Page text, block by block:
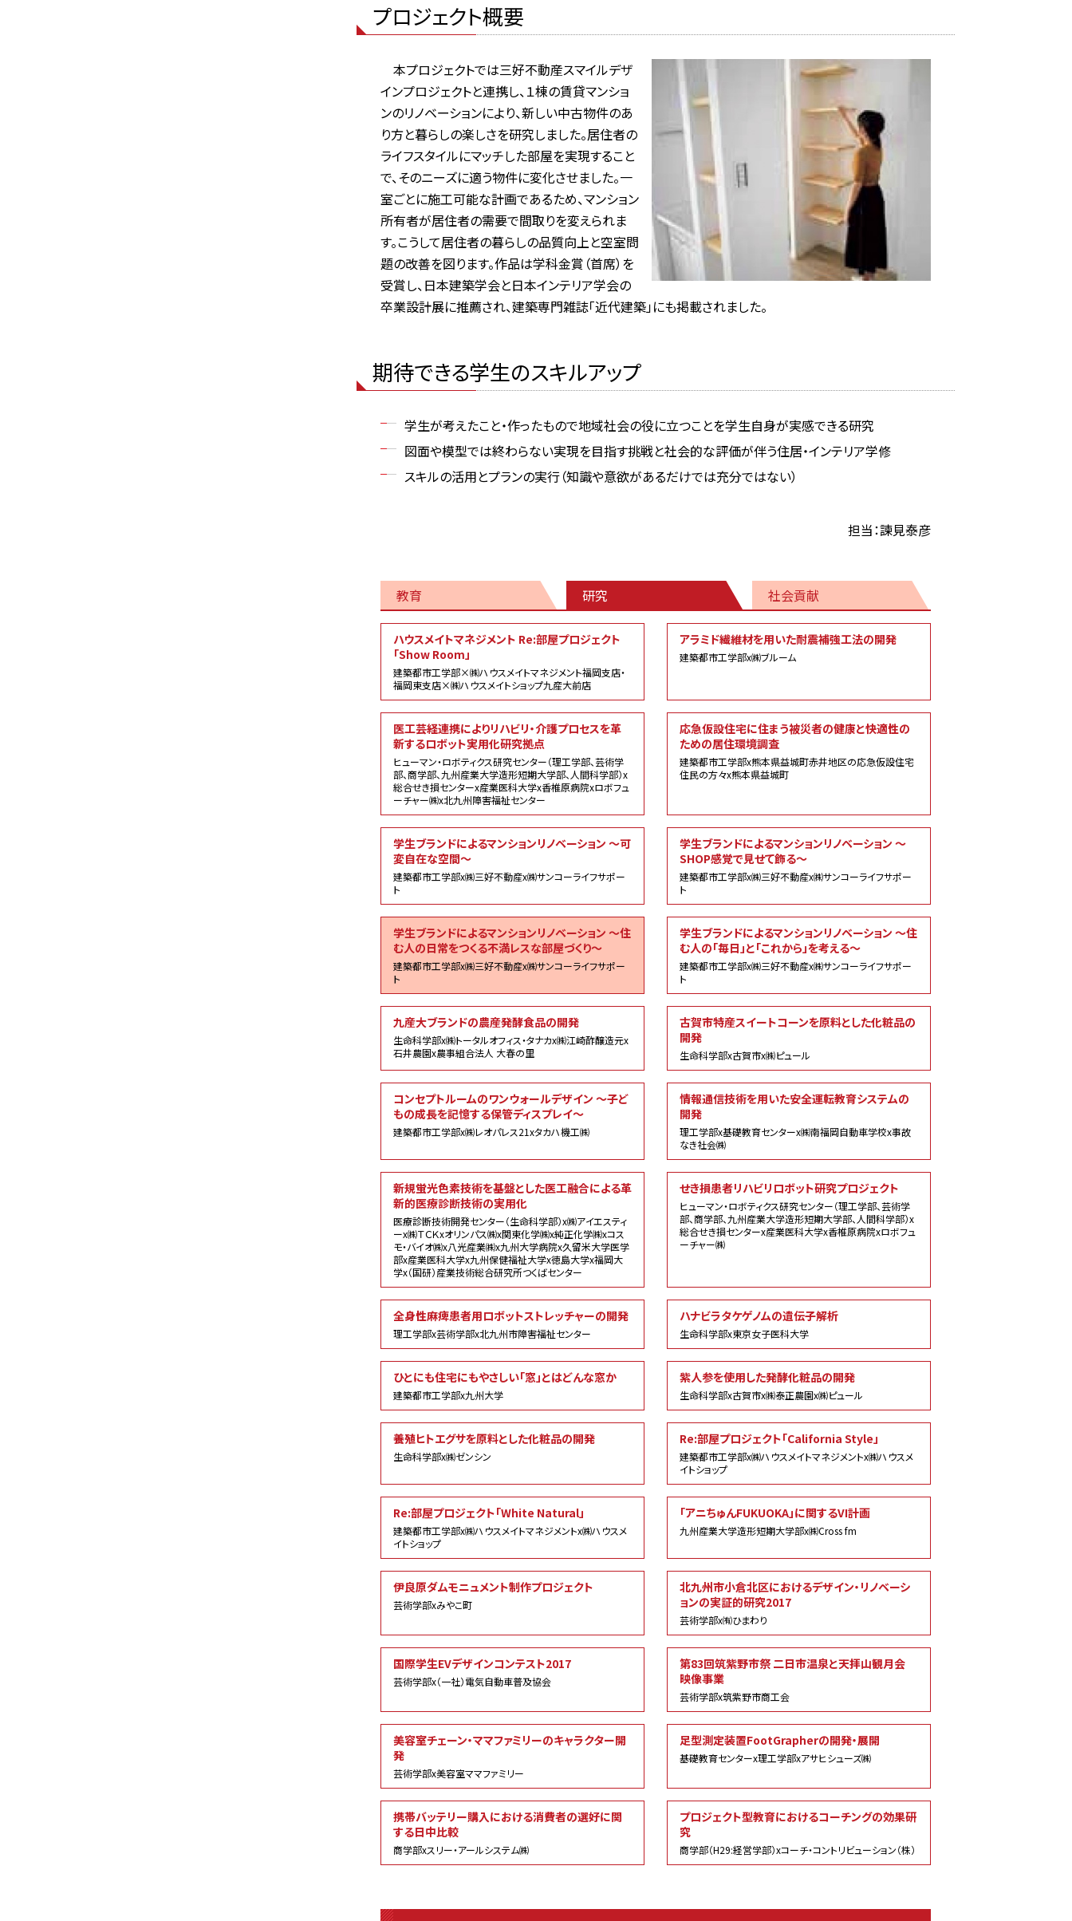
プロジェクト概要
本プロジェクトでは三好不動産スマイルデザ
インプロジェクトと連携し、１棟の賃貸マンショ
ンのリノベーションにより、新しい中古物件のあ
り方と暮らしの楽しさを研究しました。居住者の
ライフスタイルにマッチした部屋を実現すること
で、そのニーズに適う物件に変化させました。一
室ごとに施工可能な計画であるため、マンション
所有者が居住者の需要で間取りを変えられま
す。こうして居住者の暮らしの品質向上と空室問
題の改善を図ります。作品は学科金賞（首席）を
受賞し、日本建築学会と日本インテリア学会の
卒業設計展に推薦され、建築専門雑誌「近代建築」にも掲載されました。
期待できる学生のスキルアップ
学生が考えたこと・作ったもので地域社会の役に立つことを学生自身が実感できる研究
図面や模型では終わらない実現を目指す挑戦と社会的な評価が伴う住居・インテリア学修
スキルの活用とプランの実行（知識や意欲があるだけでは充分ではない）
担当：諫見泰彦
教育 研究
社会貢献
ハウスメイトマネジメント Re:部屋プロジェクト
「Show Room」
建築都市工学部×㈱ハウスメイトマネジメント福岡支店・
福岡東支店×㈱ハウスメイトショップ九産大前店
アラミド繊維材を用いた耐震補強工法の開発
建築都市工学部x㈱ブルーム
医工芸経連携によりリハビリ・介護プロセスを革
新するロボット実用化研究拠点
ヒューマン・ロボティクス研究センター（理工学部、芸術学
部、商学部、九州産業大学造形短期大学部、人間科学部）x
総合せき損センターx産業医科大学x香椎原病院xロボフュ
ーチャー㈱x北九州障害福祉センター
応急仮設住宅に住まう被災者の健康と快適性の
ための居住環境調査
建築都市工学部x熊本県益城町赤井地区の応急仮設住宅
住民の方々x熊本県益城町
学生ブランドによるマンションリノベーション ～可
変自在な空間～
建築都市工学部x㈱三好不動産x㈱サンコーライフサポー
ト
学生ブランドによるマンションリノベーション ～
SHOP感覚で見せて飾る～
建築都市工学部x㈱三好不動産x㈱サンコーライフサポー
ト
学生ブランドによるマンションリノベーション ～住
む人の日常をつくる不満レスな部屋づくり～
建築都市工学部x㈱三好不動産x㈱サンコーライフサポー
ト
学生ブランドによるマンションリノベーション ～住
む人の「毎日」と「これから」を考える～
建築都市工学部x㈱三好不動産x㈱サンコーライフサポー
ト
九産大ブランドの農産発酵食品の開発
生命科学部x㈱トータルオフィス・タナカx㈱江崎酢醸造元x
石井農園x農事組合法人 大春の里
古賀市特産スイートコーンを原料とした化粧品の
開発
生命科学部x古賀市x㈱ピュール
コンセプトルームのワンウォールデザイン ～子ど
もの成長を記憶する保管ディスプレイ～
建築都市工学部x㈱レオパレス21xタカハ機工㈱
情報通信技術を用いた安全運転教育システムの
開発
理工学部x基礎教育センターx㈱南福岡自動車学校x事故
なき社会㈱
新規蛍光色素技術を基盤とした医工融合による革
新的医療診断技術の実用化
医療診断技術開発センター（生命科学部）x㈱アイエスティ
ーx㈱ＴＣＫxオリンパス㈱x関東化学㈱x純正化学㈱xコス
モ・バイオ㈱x八光産業㈱x九州大学病院x久留米大学医学
部x産業医科大学x九州保健福祉大学x徳島大学x福岡大
学x（国研）産業技術総合研究所つくばセンター
せき損患者リハビリロボット研究プロジェクト
ヒューマン・ロボティクス研究センター（理工学部、芸術学
部、商学部、九州産業大学造形短期大学部、人間科学部）x
総合せき損センターx産業医科大学x香椎原病院xロボフュ
ーチャー㈱
全身性麻痺患者用ロボットストレッチャーの開発
理工学部x芸術学部x北九州市障害福祉センター
ハナビラタケゲノムの遺伝子解析
生命科学部x東京女子医科大学
ひとにも住宅にもやさしい「窓」とはどんな窓か
建築都市工学部x九州大学
紫人参を使用した発酵化粧品の開発
生命科学部x古賀市x㈱泰正農園x㈱ピュール
養殖ヒトエグサを原料とした化粧品の開発
生命科学部x㈱ゼンシン
Re:部屋プロジェクト「California Style」
建築都市工学部x㈱ハウスメイトマネジメントx㈱ハウスメ
イトショップ
Re:部屋プロジェクト「White Natural」
建築都市工学部x㈱ハウスメイトマネジメントx㈱ハウスメ
イトショップ
「アニちゅんFUKUOKA」に関するVI計画
九州産業大学造形短期大学部x㈱Cross fm
伊良原ダムモニュメント制作プロジェクト
芸術学部xみやこ町
北九州市小倉北区におけるデザイン・リノベーシ
ョンの実証的研究2017
芸術学部x㈲ひまわり
国際学生EVデザインコンテスト2017
芸術学部x（一社）電気自動車普及協会
第83回筑紫野市祭 二日市温泉と天拝山観月会
映像事業
芸術学部x筑紫野市商工会
美容室チェーン・ママファミリーのキャラクター開
発
芸術学部x美容室ママファミリー
足型測定装置FootGrapherの開発・展開
基礎教育センターx理工学部xアサヒシューズ㈱
携帯バッテリー購入における消費者の選好に関
する日中比較
商学部xスリー・アールシステム㈱
プロジェクト型教育におけるコーチングの効果研
究
商学部（H29:経営学部）xコーチ・コントリビューション（株）